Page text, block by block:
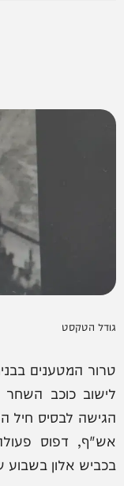
גודל הטקסט
טרור המטענים
לישוב כוכב
הגישה לבסיס חיל
אש"ף, דפוס
בכביש אלון בשבוע